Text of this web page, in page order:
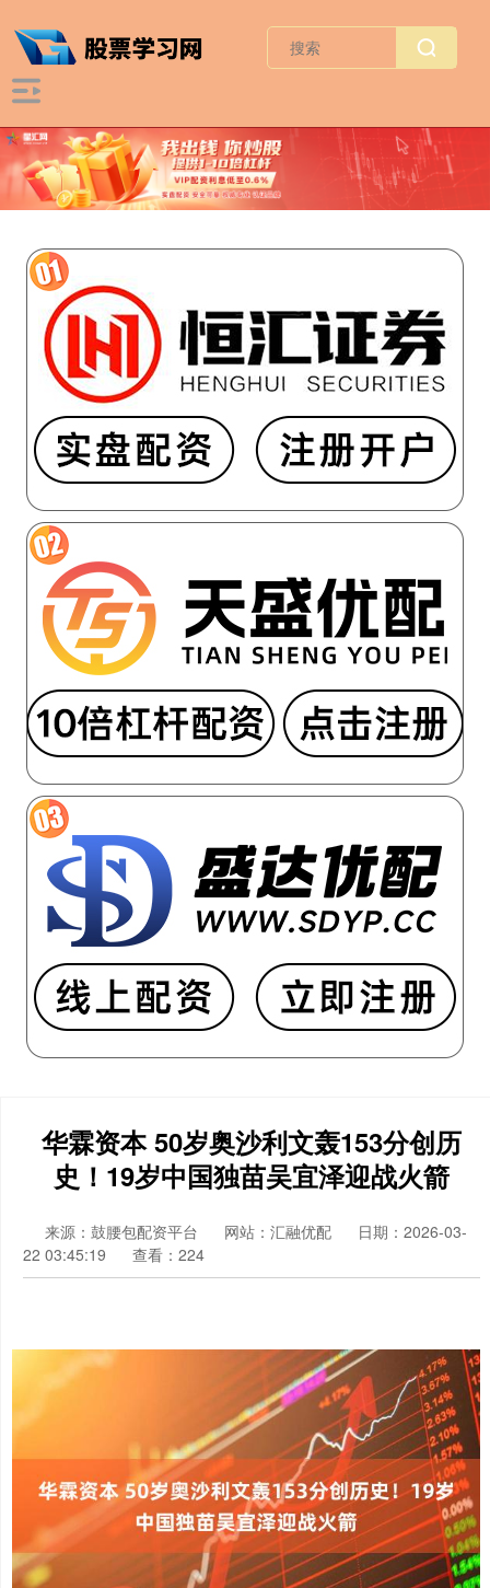
华霖资本 50岁奥沙利文轰153分创历
史！19岁中国独苗吴宜泽迎战火箭
来源：鼓腰包配资平台 网站：汇融优配
日期：2026-03-
22 03:45:19
查看：224